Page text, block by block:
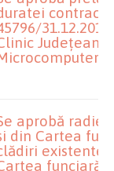
Judeţean
aprobă
din Cartea
existente
funciară,